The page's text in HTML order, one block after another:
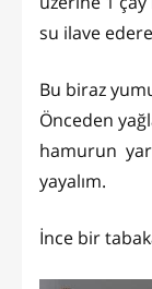
su ilave
Bu biraz
Önceden
hamurun
yayalım.
İnce bir